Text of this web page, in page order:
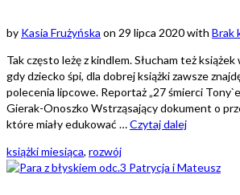
by Kasia Frużyńska on 29 lipca 2020with Brak
Tak często leżę z kindlem. Słucham też
gdy dziecko śpi, dla dobrej książki zawsze
polecenia lipcowe. Reportaż „27 śmierci
Gierak-Onoszko Wstrząsający dokument o
które miały edukować …Czytaj dalej
książki miesiąca, rozwój